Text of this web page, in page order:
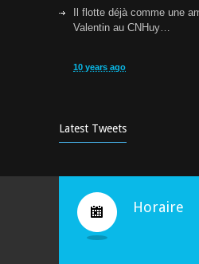
Il flotte déjà comme une
Valentin au CNHuy…
10 years ago
9 years ago
10 years ago
Latest Tweets
Horaire